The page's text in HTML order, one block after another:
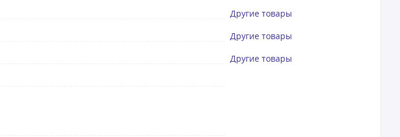
Другие товары
Другие товары
Другие товары